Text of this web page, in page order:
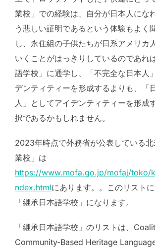
業校」での経験は、自分が日本人にな
う悲しい証明であるという体験もよく
し、永住組の子供たちが日系アメリカ
いくことがはっきりしているのであれ
語学校」に通学し、「不完全な日本人
デンティティーを形成するよりも、「
人」としてアイデンティティーを形成
択であるかもしれません。
2023年時点で外務省が公表している
業校」は
https://www.mofa.go.jp/mofaj/toko/
ndex.htmlにあります。。このリストに
「継承日本語学校」になります。
「継承日本語学校」のリストは、
Community-Based Heritage